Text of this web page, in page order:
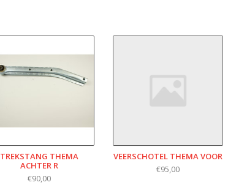
TREKSTANG THEMA
ACHTER R
€90,00
VEERSCHOTEL THEMA VOOR
€95,00